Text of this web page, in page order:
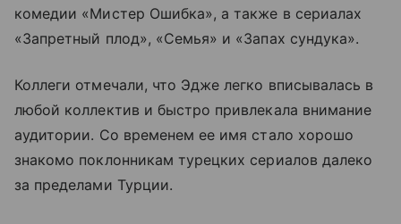
комедии «Мистер Ошибка», а также в сериалах
«Запретный плод», «Семья» и «Запах сундука».
Коллеги отмечали, что Эдже легко вписывалась в
любой коллектив и быстро привлекала внимание
аудитории. Со временем ее имя стало хорошо
знакомо поклонникам турецких сериалов далеко
за пределами Турции.